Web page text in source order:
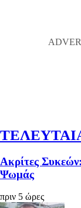
Ακρίτες
Ψωμάς
πριν 5 ώρες